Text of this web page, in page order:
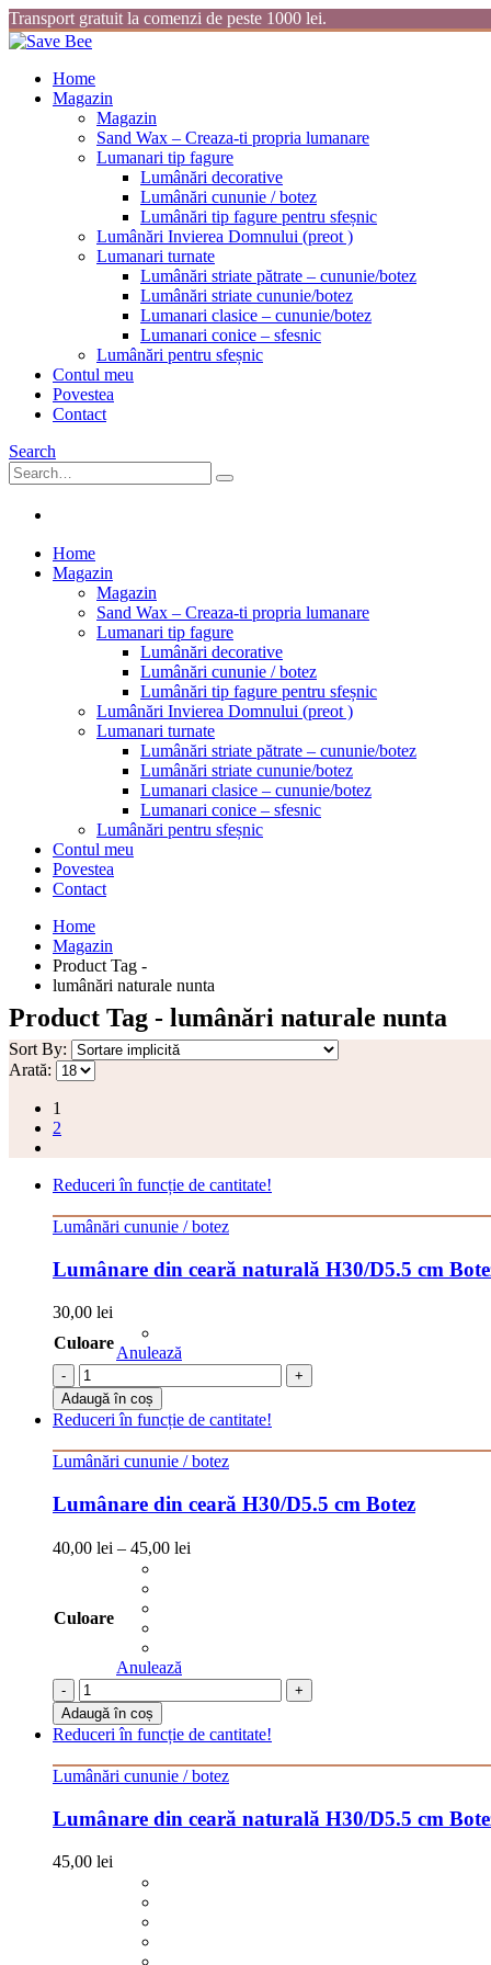
Transport gratuit la comenzi de peste 1000 lei.
Home
Magazin
Magazin
Sand Wax – Creaza-ti propria lumanare
Lumanari tip fagure
Lumânări decorative
Lumânări cununie / botez
Lumânări tip fagure pentru sfeșnic
Lumânări Invierea Domnului (preot )
Lumanari turnate
Lumânări striate pătrate – cununie/botez
Lumânări striate cununie/botez
Lumanari clasice – cununie/botez
Lumanari conice – sfesnic
Lumânări pentru sfeșnic
Contul meu
Povestea
Contact
Search
Home
Magazin
Magazin
Sand Wax – Creaza-ti propria lumanare
Lumanari tip fagure
Lumânări decorative
Lumânări cununie / botez
Lumânări tip fagure pentru sfeșnic
Lumânări Invierea Domnului (preot )
Lumanari turnate
Lumânări striate pătrate – cununie/botez
Lumânări striate cununie/botez
Lumanari clasice – cununie/botez
Lumanari conice – sfesnic
Lumânări pentru sfeșnic
Contul meu
Povestea
Contact
Home
Magazin
Product Tag -
lumânări naturale nunta
Product Tag - lumânări naturale nunta
Sort By:
Arată:
1
2
Reduceri în funcție de cantitate!
Lumânări cununie / botez
Lumânare din ceară naturală H30/D5.5 cm
30,00 lei
Culoare
Anulează
-
+
Adaugă în coș
Reduceri în funcție de cantitate!
Lumânări cununie / botez
Lumânare din ceară H30/D5.5 cm Botez
40,00 lei – 45,00 lei
Culoare
Anulează
-
+
Adaugă în coș
Reduceri în funcție de cantitate!
Lumânări cununie / botez
Lumânare din ceară naturală H30/D5.5 cm
45,00 lei